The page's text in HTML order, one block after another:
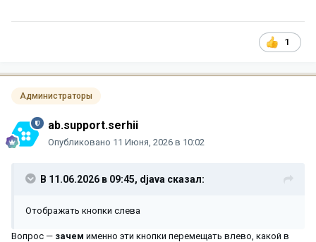
1
Администраторы
ab.support.serhii
Опубликовано 11 Июня, 2026 в 10:02
В 11.06.2026 в 09:45, djava сказал:
Отображать кнопки слева
Вопрос — зачем именно эти кнопки перемещать влево, какой в